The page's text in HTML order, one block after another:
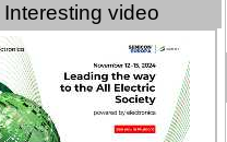
Interesting video